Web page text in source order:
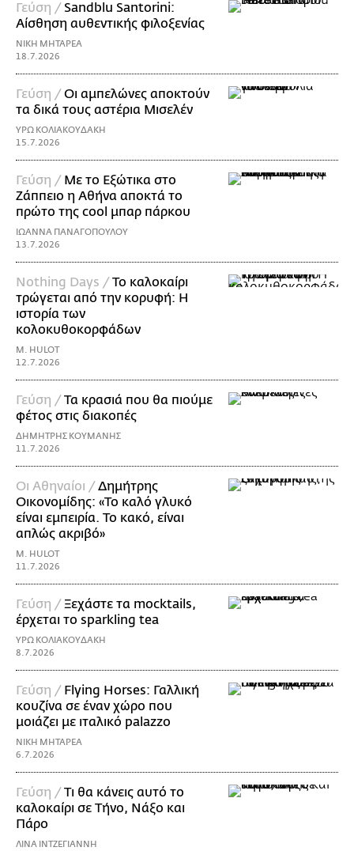
Γεύση / Sandblu Santorini:
Αίσθηση αυθεντικής φιλοξενίας
ΝΙΚΗ ΜΗΤΑΡΕΑ
18.7.2026
Γεύση /Οι αμπελώνες αποκτούν
τα δικά τους αστέρια Μισελέν
ΥΡΩ ΚΟΛΙΑΚΟΥΔΑΚΗ
15.7.2026
Γεύση / Με το Εξώτικα στο
Ζάππειο η Αθήνα αποκτά το
πρώτο της cool μπαρ πάρκου
ΙΩΑΝΝΑ ΠΑΝΑΓΟΠΟΥΛΟΥ
13.7.2026
Nothing Days /Το καλοκαίρι
τρώγεται από την κορυφή: H
ιστορία των
κολοκυθοκορφάδων
M. HULOT
12.7.2026
Γεύση /Τα κρασιά που θα πιούμε
φέτος στις διακοπές
ΔΗΜΗΤΡΗΣ ΚΟΥΜΑΝΗΣ
11.7.2026
Οι Αθηναίοι /Δημήτρης
Οικονομίδης: «Το καλό γλυκό
είναι εμπειρία. Το κακό, είναι
απλώς ακριβό»
M. HULOT
11.7.2026
Γεύση /Ξεχάστε τα mocktails,
έρχεται το sparkling tea
ΥΡΩ ΚΟΛΙΑΚΟΥΔΑΚΗ
8.7.2026
Γεύση / Flying Horses: Γαλλική
κουζίνα σε έναν χώρο που
μοιάζει με ιταλικό palazzo
ΝΙΚΗ ΜΗΤΑΡΕΑ
6.7.2026
Γεύση /Τι θα κάνεις αυτό το
καλοκαίρι σε Τήνο, Νάξο και
Πάρο
ΛΙΝΑ ΙΝΤΖΕΓΙΑΝΝΗ